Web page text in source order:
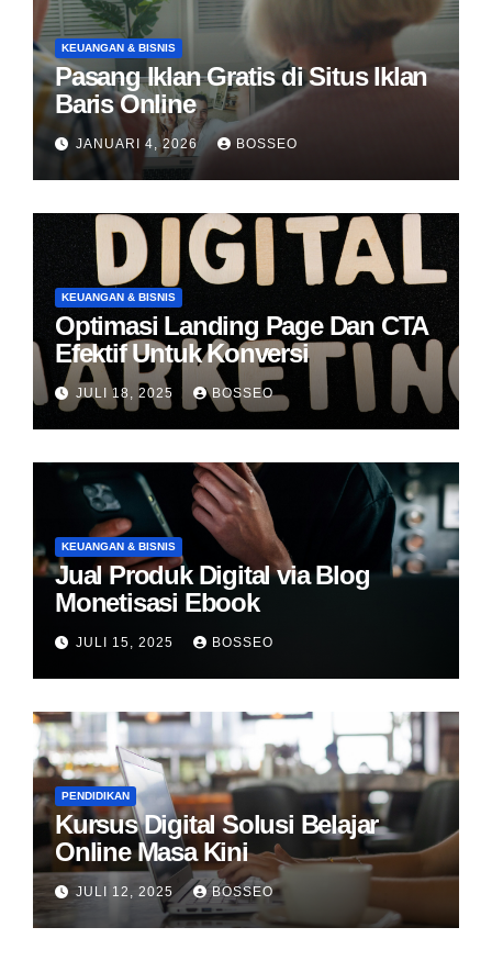
KEUANGAN & BISNIS
Pasang Iklan Gratis di Situs Iklan
Baris Online
JANUARI 4, 2026 BOSSEO
KEUANGAN & BISNIS
Optimasi Landing Page Dan CTA
Efektif Untuk Konversi
JULI 18, 2025 BOSSEO
KEUANGAN & BISNIS
Jual Produk Digital via Blog
Monetisasi Ebook
JULI 15, 2025 BOSSEO
PENDIDIKAN
Kursus Digital Solusi Belajar
Online Masa Kini
JULI 12, 2025 BOSSEO